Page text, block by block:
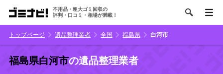
不用品・粗大ゴミ回収の
評判・口コミ・相場が満載！
トップページ 遺品整理業者 全国 福島県 白河市
福島県白河市の遺品整理業者